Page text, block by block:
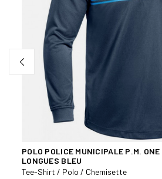
POLO POLICE MUNICIPALE P.M.
LONGUES BLEU
Tee-Shirt / Polo / Chemisette